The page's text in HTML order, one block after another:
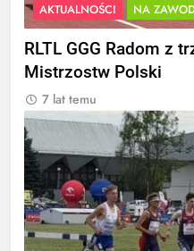
AKTUALNOŚCI NA
RLTL GGG Radom z
Mistrzostw Polski
7 lat temu